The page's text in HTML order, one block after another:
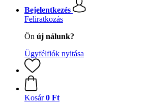
Bejelentkezés
Feliratkozás
Ön új nálunk?
Ügyfélfiók nyitása
Kosár 0 Ft